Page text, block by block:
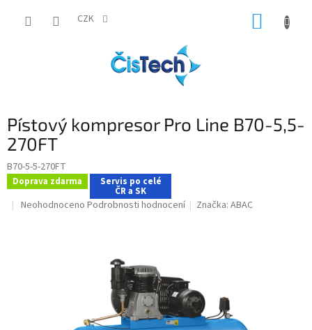
CZK
Pístový kompresor Pro Line B70-5,5-
270FT
B70-5-5-270FT
Doprava zdarma Servis po celé
ČR a SK
Průměrné
Neohodnoceno Podrobnosti hodnocení Značka:ABAC